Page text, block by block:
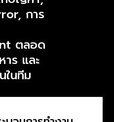
การ
ตลอด
าร และ
ในทีม